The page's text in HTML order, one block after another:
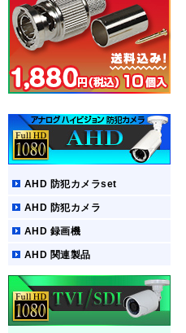
AHD 防犯カメラset
AHD 防犯カメラ
AHD 録画機
AHD 関連製品